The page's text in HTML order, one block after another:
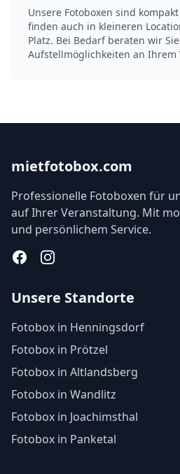
Unsere Fotoboxen sind
finden auch in kleineren
Platz. Bei Bedarf beraten wir
Aufstellmöglichkeiten an Ihrem
mietfotobox.com
Professionelle Fotoboxen für
auf Ihrer Veranstaltung. Mit
und persönlichem Service.
FacebookInstagram
Unsere Standorte
Fotobox in Henningsdorf
Fotobox in Prötzel
Fotobox in Altlandsberg
Fotobox in Wandlitz
Fotobox in Joachimsthal
Fotobox in Panketal